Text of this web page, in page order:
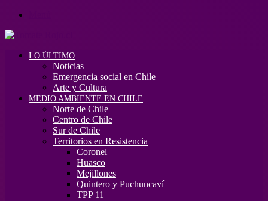
LO ÚLTIMO
Noticias
Emergencia social en Chile
Arte y Cultura
MEDIO AMBIENTE EN CHILE
Norte de Chile
Centro de Chile
Sur de Chile
Territorios en Resistencia
Coronel
Huasco
Mejillones
Quintero y Puchuncaví
TPP 11